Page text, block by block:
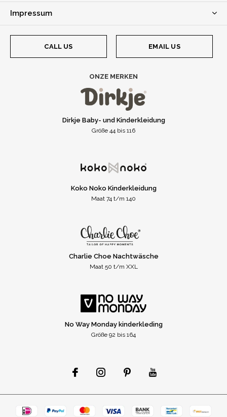
Impressum
CALL US EMAIL US
ONZE MERKEN
Dirkje Baby- und Kinderkleidung
Größe 44 bis 116
Koko Noko Kinderkleidung
Maat 74 t/m 140
Charlie Choe Nachtwäsche
Maat 50 t/m XXL
No Way Monday kinderkleding
Größe 92 bis 164